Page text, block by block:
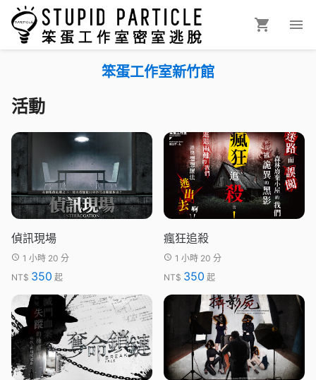
笨蛋工作室新竹館
活動
偵訊現場
1 小時 20 分
NT$ 350 起
瘋狂追殺
1 小時 20 分
NT$ 350 起